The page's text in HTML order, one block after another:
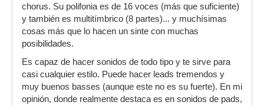
chorus. Su polifonia es de 16 voces (más que suficiente)
y también es multitímbrico (8 partes)... y muchísimas
cosas más que lo hacen un sinte con muchas
posibilidades.
Es capaz de hacer sonidos de todo tipo y te sirve para
casi cualquier estilo. Puede hacer leads tremendos y
muy buenos basses (aunque este no es su fuerte). En mi
opinión, donde realmente destaca es en sonidos de pads,